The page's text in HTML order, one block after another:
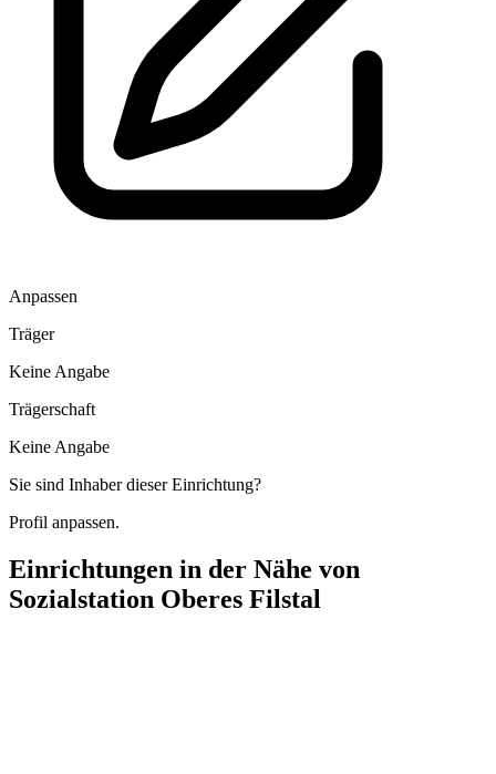
Anpassen
Träger
Keine Angabe
Trägerschaft
Keine Angabe
Sie sind Inhaber dieser Einrichtung?
Profil anpassen.
Einrichtungen in der Nähe von
Sozialstation Oberes Filstal